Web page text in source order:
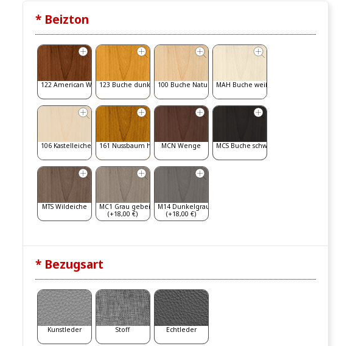
* Beizton
122 American Walnut123 Buche dunkel 100 Buche Natur MAH Buche weiß gebeizt
106 Kastelleiche 161 Nussbaum hell MCN Wenge MCS Buche schwarz
MTS Wildeiche
MC1 Grau gebeizt
(+18,00 €)
M14 Dunkelgrau
(+18,00 €)
* Bezugsart
Kunstleder Stoff Echtleder